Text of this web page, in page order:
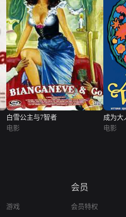
白雪公主与7智者
电影
成为大
电影
游戏
会员
会员特权